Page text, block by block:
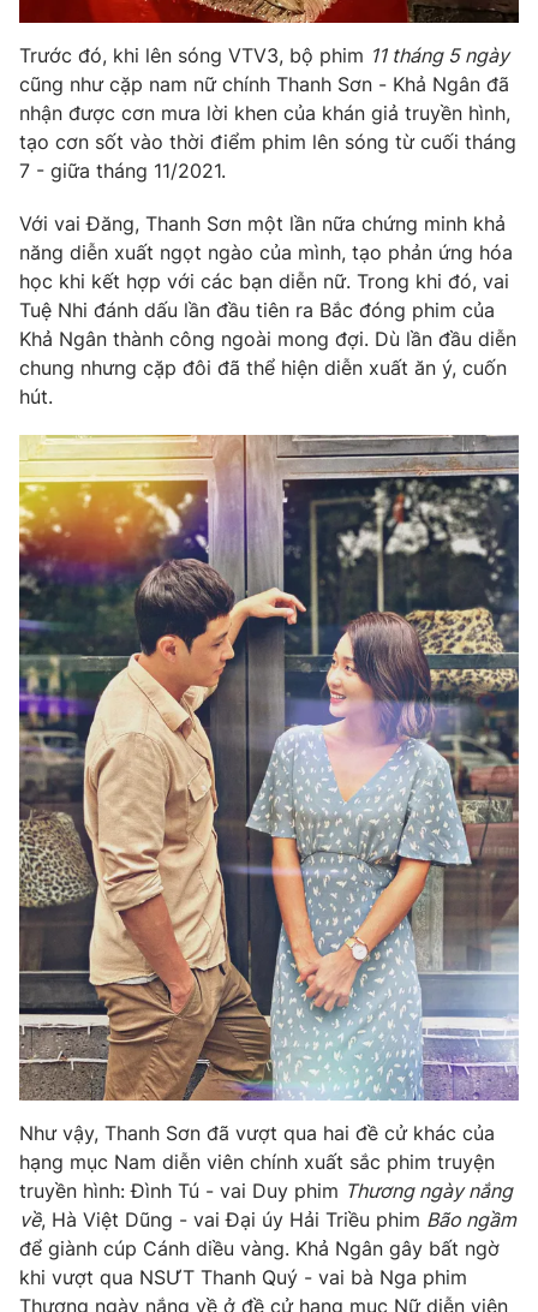
Trước đó, khi lên sóng VTV3, bộ phim 11 tháng 5 ngày
cũng như cặp nam nữ chính Thanh Sơn - Khả Ngân đã
nhận được cơn mưa lời khen của khán giả truyền hình,
tạo cơn sốt vào thời điểm phim lên sóng từ cuối tháng
7 - giữa tháng 11/2021.
Với vai Đăng, Thanh Sơn một lần nữa chứng minh khả
năng diễn xuất ngọt ngào của mình, tạo phản ứng hóa
học khi kết hợp với các bạn diễn nữ. Trong khi đó, vai
Tuệ Nhi đánh dấu lần đầu tiên ra Bắc đóng phim của
Khả Ngân thành công ngoài mong đợi. Dù lần đầu diễn
chung nhưng cặp đôi đã thể hiện diễn xuất ăn ý, cuốn
hút.
Như vậy, Thanh Sơn đã vượt qua hai đề cử khác của
hạng mục Nam diễn viên chính xuất sắc phim truyện
truyền hình: Đình Tú - vai Duy phim Thương ngày nắng
về, Hà Việt Dũng - vai Đại úy Hải Triều phim Bão ngầm
để giành cúp Cánh diều vàng. Khả Ngân gây bất ngờ
khi vượt qua NSƯT Thanh Quý - vai bà Nga phim
Thương ngày nắng về ở đề cử hạng mục Nữ diễn viên